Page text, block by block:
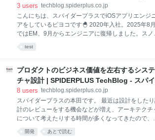
smear-cursor.nvim で似たようなことができたのです
が、Ghosttyの場合はターミナル全体で使えるのとア
メーションの自由度が高いのがやはり良いです。
techblog.spiderplus.co.jp 以下、設定例へのリンクで
す。稲妻のような無駄なエフェクトに関しては実用性
github.com 稲妻
ス Tech Blog
3 users techblog.spiderplus.co.jp
こんにちは、スパイダープラスでiOSアプリエンジ
アをしているピヨコです🐣 2020年入社。2025年8
ではEM、9月からエンジニアに復帰しました。スノ
す。 trident-qa.connpass.com この記事で取り扱う
と 既存のiOSプロダクト（手動検証で一定の安定性
ある想定）におけるテスト自動化を、AI Agentを活用
ロダクトの自動テスト導入論 良いプロンプトの一
初期の環境構築全般 テストの自動化 なぜ自動化する
か。主目的は以下の2点です。 開発サイクルの高速
中長期的なコスト削減 自動化により、繰り返し実行
test
プロダクトのビジネス価値を左右するシス
チャ設計 | SPIDERPLUS TechBlog - スパ
Tech Blog
8 users techblog.spiderplus.co.jp
スパイダープラスの本田です。 最近は設計をした
計のレビューをする機会などが増え、アーキテクチ
について考えたりする時間が多くなってきたので、
までの学習や経験からの気づきをまとめてみたいと思
います。 はじめに：ユーザー体験とシステムアーキ
開発 あとで読む